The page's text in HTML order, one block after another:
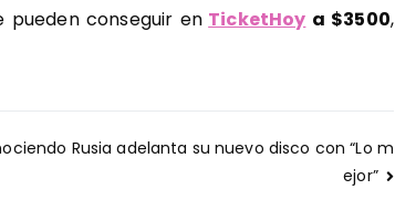
pueden conseguir en TicketHoy a $3500,
Rusia adelanta su nuevo disco con “Lo m
ejor”